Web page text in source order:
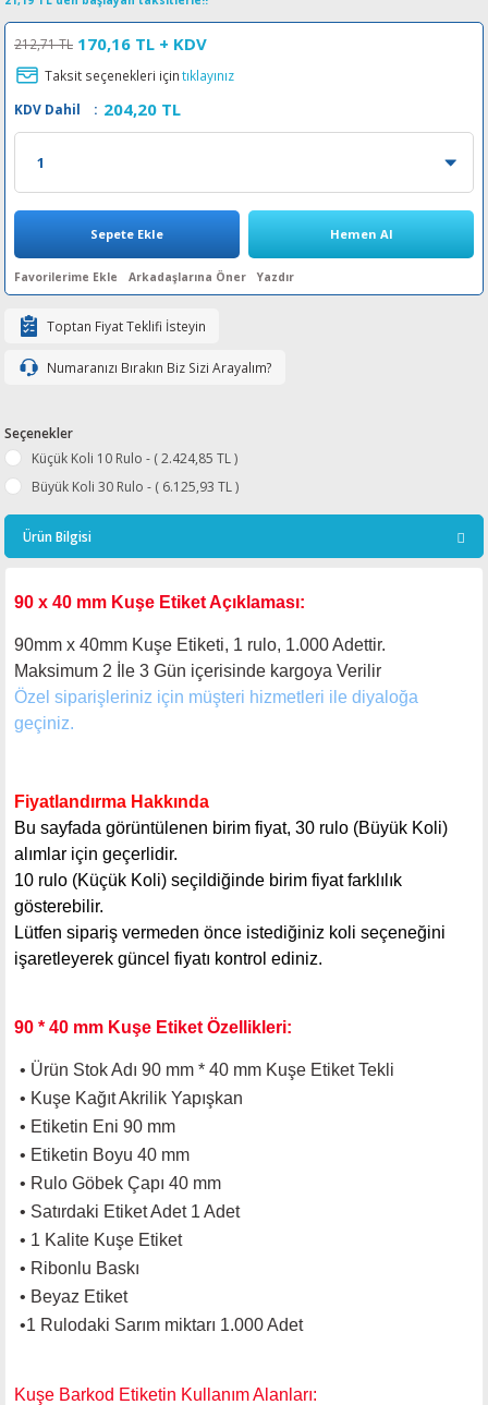
Ribon
CP
Pro
212,71 TL 170,16 TL + KDV
Taksit seçenekleri içintıklayınız
KDV Dahil
: 204,20 TL
Sepete Ekle Hemen Al
Arkadaşlarına Öner Yazdır
Toptan Fiyat Teklifi İsteyin
Numaranızı Bırakın Biz Sizi Arayalım?
Seçenekler
Küçük Koli 10 Rulo - ( 2.424,85 TL )
Büyük Koli 30 Rulo - ( 6.125,93 TL )
Ürün Bilgisi
90 x 40 mm Kuşe Etiket Açıklaması:
90mm x 40mm Kuşe Etiketi, 1 rulo, 1.000 Adettir.
Maksimum 2 İle 3 Gün içerisinde kargoya Verilir
Özel siparişleriniz için müşteri hizmetleri ile diyaloğa
geçiniz.
Fiyatlandırma Hakkında
Bu sayfada görüntülenen birim fiyat, 30 rulo (Büyük Koli)
alımlar için geçerlidir.
10 rulo (Küçük Koli) seçildiğinde birim fiyat farklılık
gösterebilir.
Lütfen sipariş vermeden önce istediğiniz koli seçeneğini
işaretleyerek güncel fiyatı kontrol ediniz.
90 * 40 mm Kuşe Etiket Özellikleri:
• Ürün Stok Adı 90 mm * 40 mm Kuşe Etiket Tekli
• Kuşe Kağıt Akrilik Yapışkan
• Etiketin Eni 90 mm
• Etiketin Boyu 40 mm
• Rulo Göbek Çapı 40 mm
• Satırdaki Etiket Adet 1 Adet
• 1 Kalite Kuşe Etiket
• Ribonlu Baskı
• Beyaz Etiket
•1 Rulodaki Sarım miktarı 1.000 Adet
Kuşe Barkod Etiketin Kullanım Alanları: